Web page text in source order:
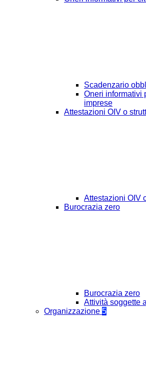
Scadenzario
Oneri informativi
imprese
Attestazioni OIV o
Attestazioni OIV
Burocrazia zero
Burocrazia zero
Attività soggette
Organizzazione 5